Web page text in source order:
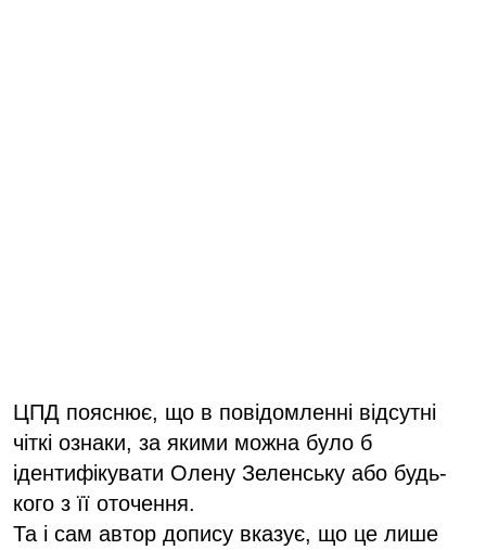
ЦПД пояснює, що в повідомленні відсутні
чіткі ознаки, за якими можна було б
ідентифікувати Олену Зеленську або будь-
кого з її оточення.
Та і сам автор допису вказує, що це лише